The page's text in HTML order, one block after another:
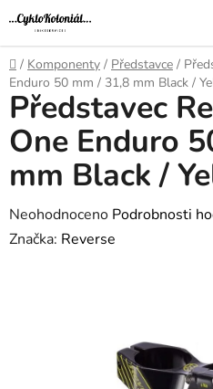
Přejít
na
obsah
Domů
/ Komponenty / Představce /
Enduro 50 mm / 31,8 mm Black /
Představec
One Enduro
mm Black /
Průměrné
hodnocení
Neohodnoceno Podrobnosti
Značka: Reverse